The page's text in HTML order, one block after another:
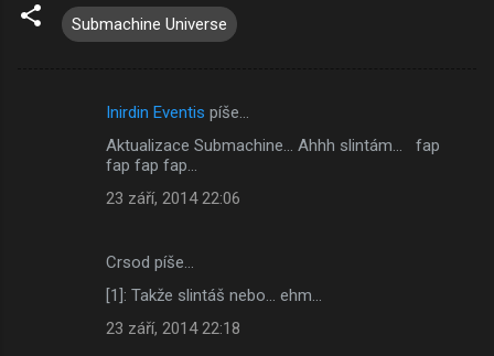
Submachine Universe
Inirdin Eventis píše…
Aktualizace Submachine... Ahhh slintám... fap
fap fap fap...
23 září, 2014 22:06
Crsod píše…
[1]: Takže slintáš nebo... ehm...
23 září, 2014 22:18